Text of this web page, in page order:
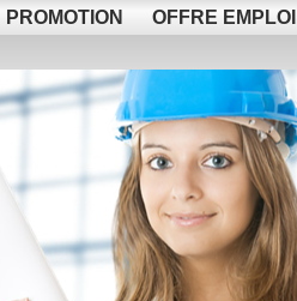
PROMOTION
OFFRE EMPLOI